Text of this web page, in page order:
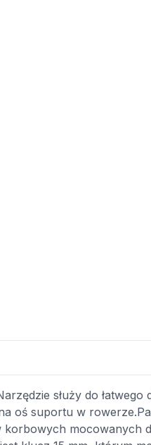
służy do łatwego
oś suportu w
korbowych mocowanych